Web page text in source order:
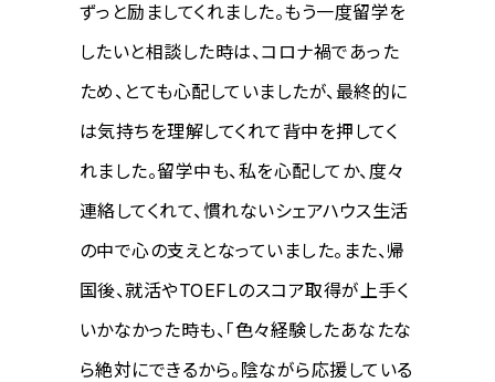
ずっと励ましてくれました。もう一度留学を
したいと相談した時は、コロナ禍であった
ため、とても心配していましたが、最終的に
は気持ちを理解してくれて背中を押してく
れました。留学中も、私を心配してか、度々
連絡してくれて、慣れないシェアハウス生活
の中で心の支えとなっていました。また、帰
国後、就活やTOEFLのスコア取得が上手く
いかなかった時も、「色々経験したあなたな
ら絶対にできるから。陰ながら応援している